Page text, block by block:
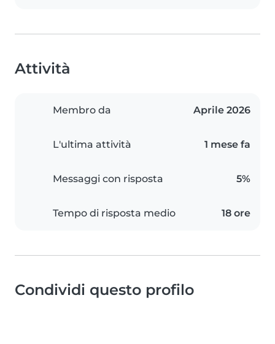
Attività
Membro da Aprile 2026
L'ultima attività 1 mese fa
Messaggi con risposta 5%
Tempo di risposta medio 18 ore
Condividi questo profilo